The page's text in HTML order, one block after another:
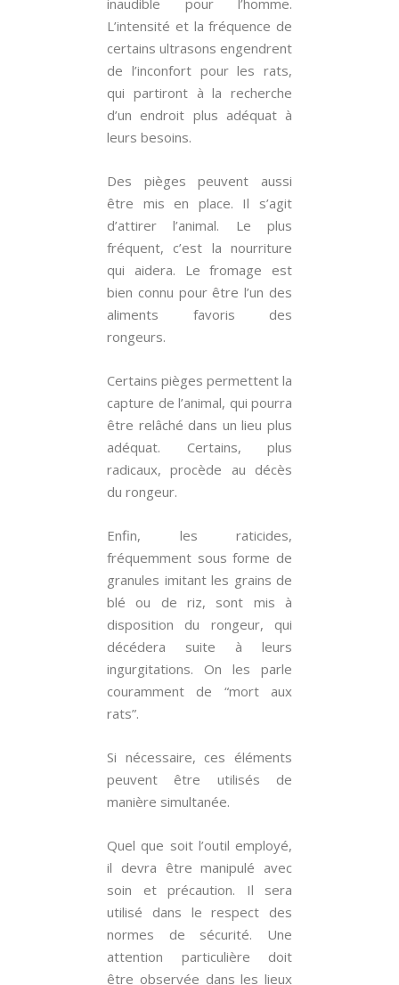
inaudible pour l’homme.
L’intensité et la fréquence de
certains ultrasons engendrent
de l’inconfort pour les rats,
qui partiront à la recherche
d’un endroit plus adéquat à
leurs besoins.
Des pièges peuvent aussi
être mis en place. Il s’agit
d’attirer l’animal. Le plus
fréquent, c’est la nourriture
qui aidera. Le fromage est
bien connu pour être l’un des
aliments favoris des
rongeurs.
Certains pièges permettent la
capture de l’animal, qui pourra
être relâché dans un lieu plus
adéquat. Certains, plus
radicaux, procède au décès
du rongeur.
Enfin, les raticides,
fréquemment sous forme de
granules imitant les grains de
blé ou de riz, sont mis à
disposition du rongeur, qui
décédera suite à leurs
ingurgitations. On les parle
couramment de “mort aux
rats”.
Si nécessaire, ces éléments
peuvent être utilisés de
manière simultanée.
Quel que soit l’outil employé,
il devra être manipulé avec
soin et précaution. Il sera
utilisé dans le respect des
normes de sécurité. Une
attention particulière doit
être observée dans les lieux